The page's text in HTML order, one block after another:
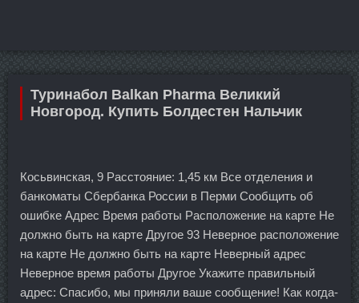
Туринабол Balkan Pharma Великий
Новгород. Купить Болдестен Нальчик
Косьвинская, 9 Расстояние: 1,45 км Все отделения и
банкоматы Сбербанка России в Перми Сообщить об
ошибке Адрес Время работы Расположение на карте Не
должно быть на карте Другое 93 Неверное расположение
на карте Не должно быть на карте Неверный адрес
Неверное время работы Другое Укажите правильный
адрес: Спасибо, мы приняли ваше сообщение! Как когда-